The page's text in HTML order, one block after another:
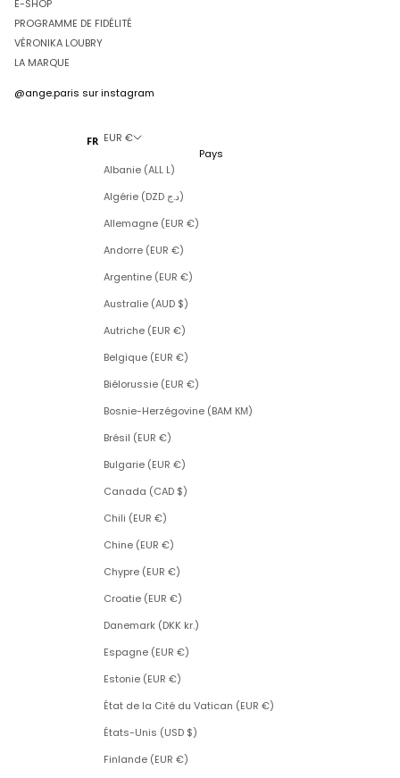
E-SHOP
PROGRAMME DE FIDÉLITÉ
VÉRONIKA LOUBRY
LA MARQUE
@ange.paris sur instagram
FR EUR €
Pays
Albanie (ALL L)
Algérie (DZD د.ج)
Allemagne (EUR €)
Andorre (EUR €)
Argentine (EUR €)
Australie (AUD $)
Autriche (EUR €)
Belgique (EUR €)
Biélorussie (EUR €)
Bosnie-Herzégovine (BAM КМ)
Brésil (EUR €)
Bulgarie (EUR €)
Canada (CAD $)
Chili (EUR €)
Chine (EUR €)
Chypre (EUR €)
Croatie (EUR €)
Danemark (DKK kr.)
Espagne (EUR €)
Estonie (EUR €)
État de la Cité du Vatican (EUR €)
États-Unis (USD $)
Finlande (EUR €)